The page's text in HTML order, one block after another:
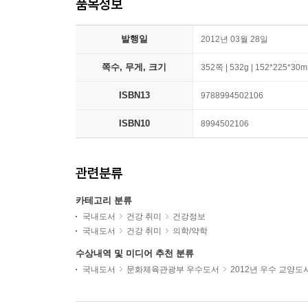
품목정보
발행일 2012년 03월 28일
쪽수, 무게, 크기 352쪽 | 532g |
ISBN13 9788994502106
ISBN10 8994502106
관련분류
카테고리 분류
국내도서 건강 취미
건강정보
국내도서
건강 취미 의학/약학
수상내역 및 미디어 추천 분류
국내도서 문화체육관광부 우수도서 2012년 우수 교양도